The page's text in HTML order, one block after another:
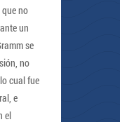
no
un
se
no
cual fue
e
el